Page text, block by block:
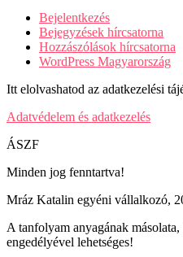
Bejelentkezés
Bejegyzések hírcsatorna
Hozzászólások hírcsatorna
WordPress Magyarország
Itt elolvashatod az adatkezelési
Adatvédelem és adatkezelés
ÁSZF
Minden jog fenntartva!
Mráz Katalin egyéni vállalkozó,
A tanfolyam anyagának másolata,
engedélyével lehetséges!